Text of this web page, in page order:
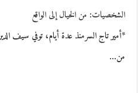
الشخصيات: من الخيال إلى الواقع
*أمير تاج السرمنذ عدة أيام، توفي سيف
من…